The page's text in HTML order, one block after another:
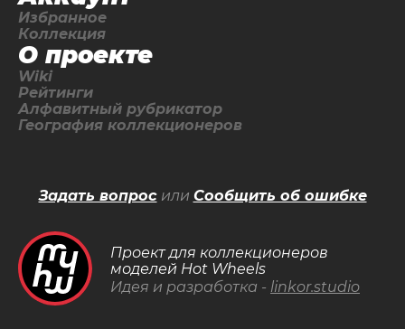
Избранное
Коллекция
О проекте
Wiki
Рейтинги
Алфавитный рубрикатор
География коллекционеров
Проект для коллекционеров
моделей Hot Wheels
Идея и разработка - linkor.studio
Задать вопросили Сообщить об ошибке